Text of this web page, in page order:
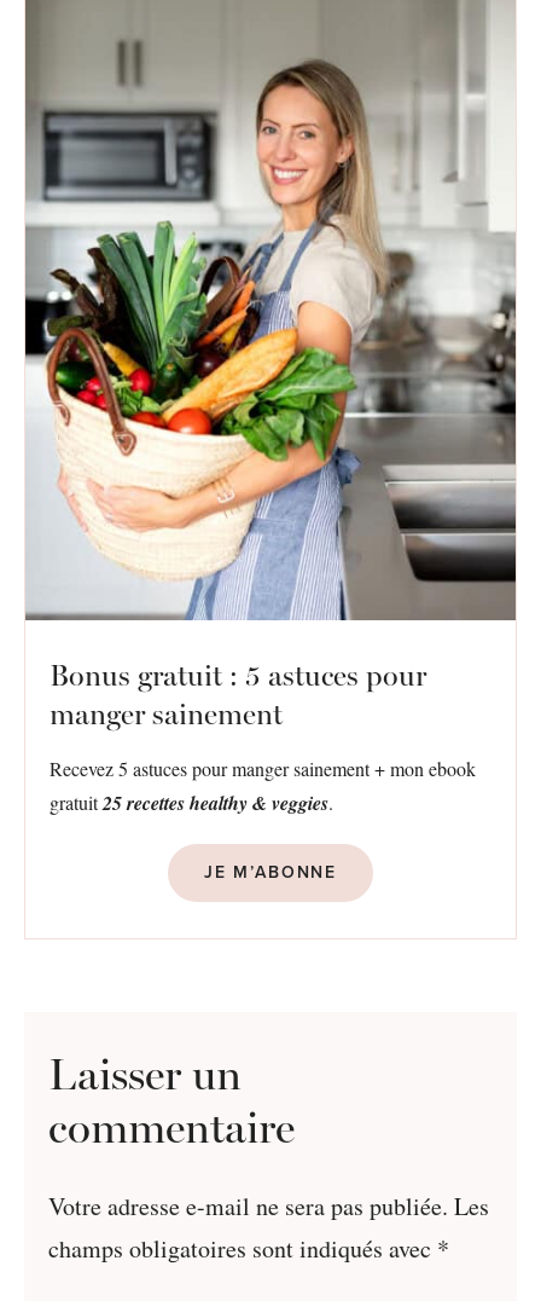
Bonus gratuit : 5 astuces pour
manger sainement
Recevez 5 astuces pour manger sainement + mon ebook
gratuit25 recettes healthy & veggies.
JE M’ABONNE
Laisser un
commentaire
Votre adresse e-mail ne sera pas publiée. Les
champs obligatoires sont indiqués avec *